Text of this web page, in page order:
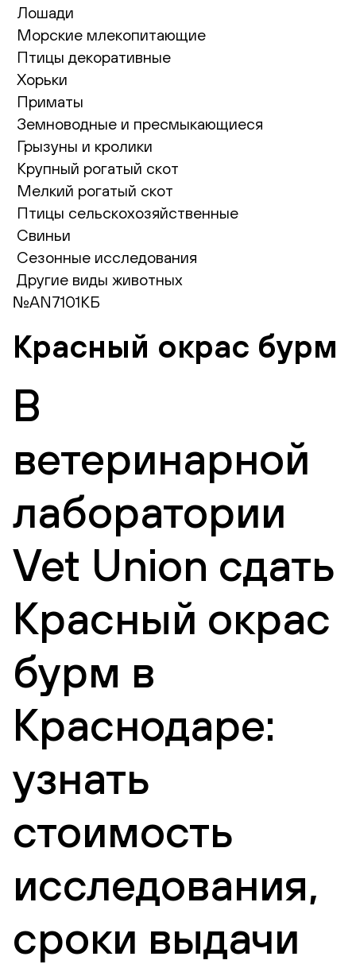
Лошади
Морские млекопитающие
Птицы декоративные
Хорьки
Приматы
Земноводные и пресмыкающиеся
Грызуны и кролики
Крупный рогатый скот
Мелкий рогатый скот
Птицы сельскохозяйственные
Свиньи
Сезонные исследования
Другие виды животных
№AN7101КБ
Красный окрас бурм
В
ветеринарной
лаборатории
Vet Union сдать
Красный окрас
бурм в
Краснодаре:
узнать
стоимость
исследования,
сроки выдачи